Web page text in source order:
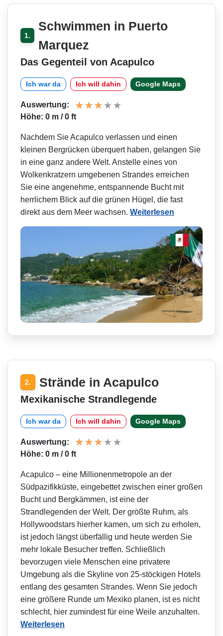
1.
Schwimmen in Puerto
Marquez
Das Gegenteil von Acapulco
Ich war da Ich will dahin Google Maps
Auswertung:
Höhe: 0 m / 0 ft
Nachdem Sie Acapulco verlassen und einen
kleinen Bergrücken überquert haben, gelangen Sie
in eine ganz andere Welt. Anstelle eines von
Wolkenkratzern umgebenen Strandes erreichen
Sie eine angenehme, entspannende Bucht mit
herrlichem Blick auf die grünen Hügel, die fast
direkt aus dem Meer wachsen. Weiterlesen
2. Strände in Acapulco
Mexikanische Strandlegende
Ich war da Ich will dahin Google Maps
Auswertung:
Höhe: 0 m / 0 ft
Acapulco – eine Millionenmetropole an der
Südpazifikküste, eingebettet zwischen einer großen
Bucht und Bergkämmen, ist eine der
Strandlegenden der Welt. Der größte Ruhm, als
Hollywoodstars hierher kamen, um sich zu erholen,
ist jedoch längst überfällig und heute werden Sie
mehr lokale Besucher treffen. Schließlich
bevorzugen viele Menschen eine privatere
Umgebung als die Skyline von 25-stöckigen Hotels
entlang des gesamten Strandes. Wenn Sie jedoch
eine größere Runde um Mexiko planen, ist es nicht
schlecht, hier zumindest für eine Weile anzuhalten.
Weiterlesen